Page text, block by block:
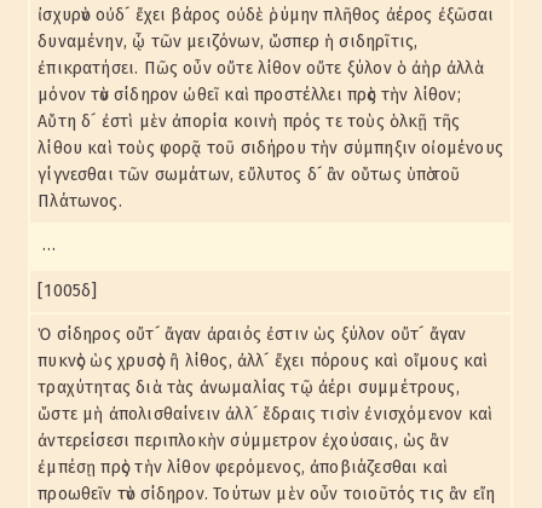
ἰσχυρὸν οὐδ´ ἔχει βάρος οὐδὲ ῥύμην πλῆθος ἀέρος ἐξῶσαι
δυναμένην, ᾧ τῶν μειζόνων, ὥσπερ ἡ σιδηρῖτις,
ἐπικρατήσει. Πῶς οὖν οὔτε λίθον οὔτε ξύλον ὁ ἀὴρ ἀλλὰ
μόνον τὸν σίδηρον ὠθεῖ καὶ προστέλλει πρὸς τὴν λίθον;
Αὕτη δ´ ἐστὶ μὲν ἀπορία κοινὴ πρός τε τοὺς ὁλκῇ τῆς
λίθου καὶ τοὺς φορᾷ τοῦ σιδήρου τὴν σύμπηξιν οἰομένους
γίγνεσθαι τῶν σωμάτων, εὔλυτος δ´ ἂν οὕτως ὑπὸ τοῦ
Πλάτωνος.
…
[1005δ]
Ὁ σίδηρος οὔτ´ ἄγαν ἀραιός ἐστιν ὡς ξύλον οὔτ´ ἄγαν
πυκνὸς ὡς χρυσὸς ἢ λίθος, ἀλλ´ ἔχει πόρους καὶ οἴμους καὶ
τραχύτητας διὰ τὰς ἀνωμαλίας τῷ ἀέρι συμμέτρους,
ὥστε μὴ ἀπολισθαίνειν ἀλλ´ ἕδραις τισὶν ἐνισχόμενον καὶ
ἀντερείσεσι περιπλοκὴν σύμμετρον ἐχούσαις, ὡς ἂν
ἐμπέσῃ πρὸς τὴν λίθον φερόμενος, ἀποβιάζεσθαι καὶ
προωθεῖν τὸν σίδηρον. Τούτων μὲν οὖν τοιοῦτός τις ἂν εἴη